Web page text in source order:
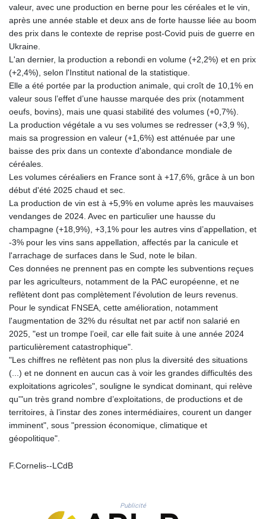
HKD 9.065451
HNL 30.967502
HRK 7.535417
HUF 362.95604
IDR 20561.109276
ILS 3.46635
IMP 0.858821
INR 109.970331
IQD 1513.494564
IRR
1588650.168343
JEP 0.858821
JOD 0.81929
JPY 182.481304
KES 149.476942
KGS 101.049317
KHR 4692.835464
KMF 493.401928
KRW 1628.763599
KWD 0.356717
KYD 0.962823
KZT 541.490267
LAK 26085.892065
LBP 103461.84386
LKR 387.534794
LRD 208.545127
LSL 18.770139
LTL 3.411914
LVL 0.698955
LYD 7.349191
MNT 4155.253063
valeur, avec une production en berne pour les céréales et le vin,
après une année stable et deux ans de forte hausse liée au boom
des prix dans le contexte de reprise post-Covid puis de guerre en
Ukraine.
L'an dernier, la production a rebondi en volume (+2,2%) et en prix
(+2,4%), selon l'Institut national de la statistique.
Elle a été portée par la production animale, qui croît de 10,1% en
valeur sous l’effet d’une hausse marquée des prix (notamment
oeufs, bovins), mais une quasi stabilité des volumes (+0,7%).
La production végétale a vu ses volumes se redresser (+3,9 %),
mais sa progression en valeur (+1,6%) est atténuée par une
baisse des prix dans un contexte d'abondance mondiale de
céréales.
Les volumes céréaliers en France sont à +17,6%, grâce à un bon
début d'été 2025 chaud et sec.
La production de vin est à +5,9% en volume après les mauvaises
vendanges de 2024. Avec en particulier une hausse du
champagne (+18,9%), +3,1% pour les autres vins d’appellation, et
-3% pour les vins sans appellation, affectés par la canicule et
l'arrachage de surfaces dans le Sud, note le bilan.
Ces données ne prennent pas en compte les subventions reçues
par les agriculteurs, notamment de la PAC européenne, et ne
reflètent dont pas complètement l'évolution de leurs revenus.
Pour le syndicat FNSEA, cette amélioration, notamment
l'augmentation de 32% du résultat net par actif non salarié en
2025, "est un trompe l’oeil, car elle fait suite à une année 2024
particulièrement catastrophique".
"Les chiffres ne reflètent pas non plus la diversité des situations
(...) et ne donnent en aucun cas à voir les grandes difficultés des
exploitations agricoles", souligne le syndicat dominant, qui relève
qu'"un très grand nombre d’exploitations, de productions et de
territoires, à l’instar des zones intermédiaires, courent un danger
imminent", sous "pression économique, climatique et
géopolitique".
F.Cornelis--LCdB
Publicité